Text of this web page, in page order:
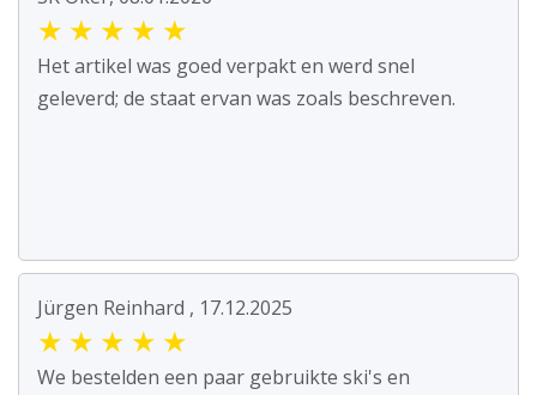
★ ★ ★ ★ ★
Het artikel was goed verpakt en werd snel
geleverd; de staat ervan was zoals beschreven.
Jürgen Reinhard , 17.12.2025
★ ★ ★ ★ ★
We bestelden een paar gebruikte ski's en